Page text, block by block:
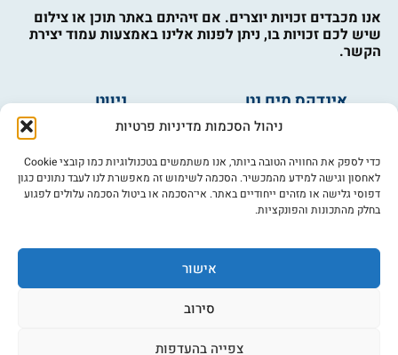
ניהול הסכמות מדיניות פרטיות
כדי לספק את החוויה הטובה ביותר, אנו משתמשים בטכנולוגיות כמו קובצי Cookie
לאחסון וגישה למידע מהמכשיר. הסכמה לשימוש זה מאפשרת לנו לעבד נתונים כגון
דפוסי גלישה או מזהים ייחודיים באתר. אי־הסכמה או ביטול הסכמה עלולים לפגוע
בחלק מהתכונות והפונקציות.
אישור
סירוב
צפייה בהעדפות
אנו מכבדים זכויות יוצרים. אם זיהיתם באתר תוכן או צילום
שיש לכם זכויות בו, ניתן לפנות אלינו באמצעות עמוד יצירת
הקשר.
אינדקס מים נט
מים ובריאות
פורום מים
ניווט
אינדקס עסקים
צרו קשר
מי אנחנו
הרשמה לניוזלטר
פרסמו אצלנו
הצהרת נגישות